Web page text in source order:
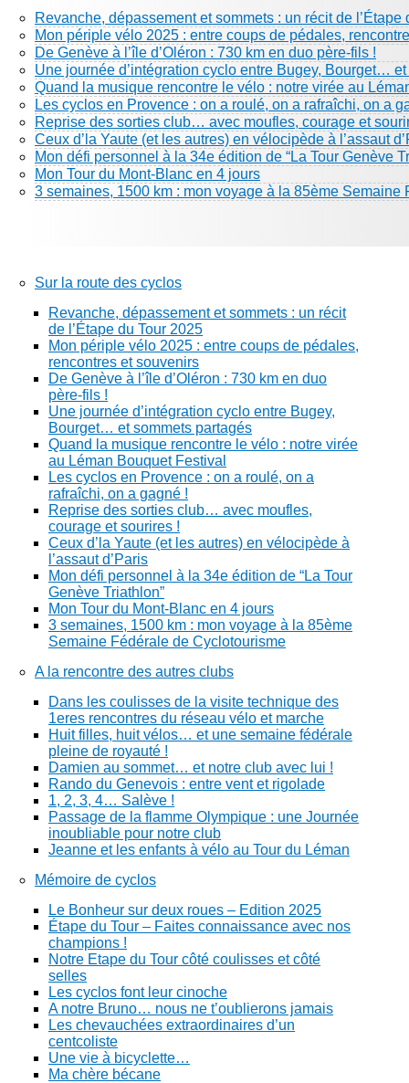
Revanche, dépassement et sommets : un récit de l’Étape
Mon périple vélo 2025 : entre coups de pédales,
De Genève à l’île d’Oléron : 730 km en duo père-fils !
Une journée d’intégration cyclo entre Bugey, Bourget…
Quand la musique rencontre le vélo : notre virée au
Les cyclos en Provence : on a roulé, on a rafraîchi, on a
Reprise des sorties club… avec moufles, courage et
Ceux d’la Yaute (et les autres) en vélocipède à l’assaut
Mon défi personnel à la 34e édition de “La Tour Genève
Mon Tour du Mont-Blanc en 4 jours
3 semaines, 1500 km : mon voyage à la 85ème Semaine
Sur la route des cyclos
Revanche, dépassement et sommets : un récit
de l’Étape du Tour 2025
Mon périple vélo 2025 : entre coups de pédales,
rencontres et souvenirs
De Genève à l’île d’Oléron : 730 km en duo
père-fils !
Une journée d’intégration cyclo entre Bugey,
Bourget… et sommets partagés
Quand la musique rencontre le vélo : notre virée
au Léman Bouquet Festival
Les cyclos en Provence : on a roulé, on a
rafraîchi, on a gagné !
Reprise des sorties club… avec moufles,
courage et sourires !
Ceux d’la Yaute (et les autres) en vélocipède à
l’assaut d’Paris
Mon défi personnel à la 34e édition de “La Tour
Genève Triathlon”
Mon Tour du Mont-Blanc en 4 jours
3 semaines, 1500 km : mon voyage à la 85ème
Semaine Fédérale de Cyclotourisme
A la rencontre des autres clubs
Dans les coulisses de la visite technique des
1eres rencontres du réseau vélo et marche
Huit filles, huit vélos… et une semaine fédérale
pleine de royauté !
Damien au sommet… et notre club avec lui !
Rando du Genevois : entre vent et rigolade
1, 2, 3, 4… Salève !
Passage de la flamme Olympique : une Journée
inoubliable pour notre club
Jeanne et les enfants à vélo au Tour du Léman
Mémoire de cyclos
Le Bonheur sur deux roues – Edition 2025
Étape du Tour – Faites connaissance avec nos
champions !
Notre Etape du Tour côté coulisses et côté
selles
Les cyclos font leur cinoche
A notre Bruno… nous ne t’oublierons jamais
Les chevauchées extraordinaires d’un
centcoliste
Une vie à bicyclette…
Ma chère bécane